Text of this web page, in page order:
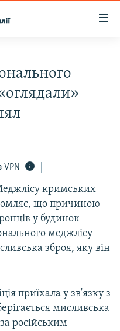
VPN
кримських
що причиною
у будинок
меджлісу
зброя, яку він
приїхала у зв'язку з
мисливська
російським